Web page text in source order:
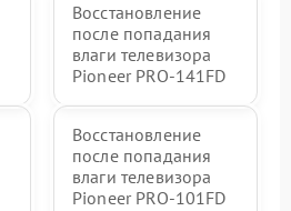
Восстановление
после попадания
влаги телевизора
Pioneer PRO-141FD
Восстановление
после попадания
влаги телевизора
Pioneer PRO-101FD